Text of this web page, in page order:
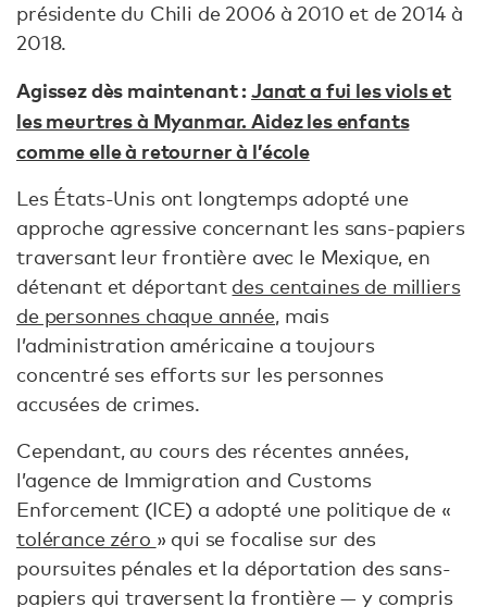
présidente du Chili de 2006 à 2010 et de 2014 à
2018.
Agissez dès maintenant :Janat a fui les viols et
les meurtres à Myanmar. Aidez les enfants
comme elle à retourner à l’école
Les États-Unis ont longtemps adopté une
approche agressive concernant les sans-papiers
traversant leur frontière avec le Mexique, en
détenant et déportant des centaines de milliers
de personnes chaque année, mais
l’administration américaine a toujours
concentré ses efforts sur les personnes
accusées de crimes.
Cependant, au cours des récentes années,
l’agence de Immigration and Customs
Enforcement (ICE) a adopté une politique de «
tolérance zéro » qui se focalise sur des
poursuites pénales et la déportation des sans-
papiers qui traversent la frontière — y compris